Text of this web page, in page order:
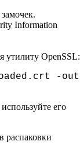
Information
утилиту OpenSSL:
-out
его
распаковки